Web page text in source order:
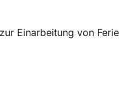
Einarbeitung von